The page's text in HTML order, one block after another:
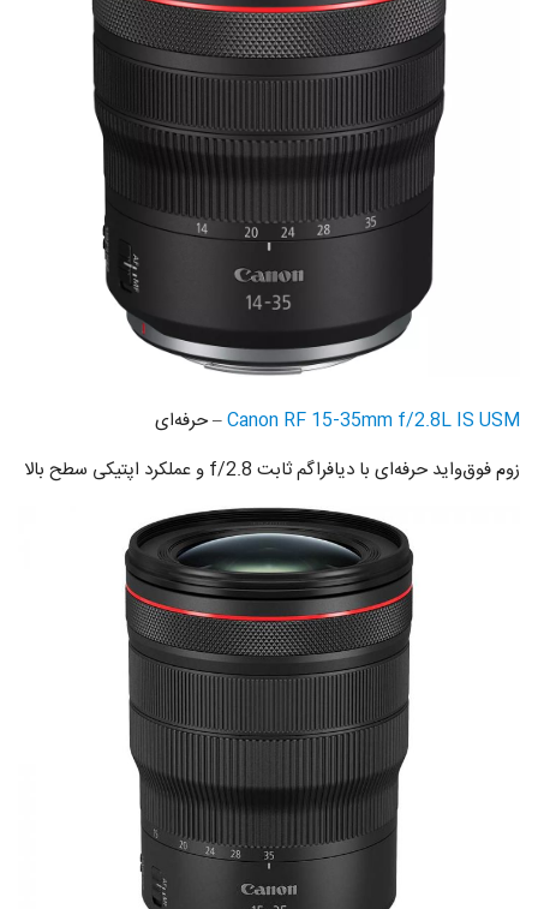
Canon RF 15-35mm f/2.8L IS USM– حرفه‌ای
زوم فوق‌واید حرفه‌ای با دیافراگم ثابت f/2.8 و عملکرد اپتیکی سطح بالا